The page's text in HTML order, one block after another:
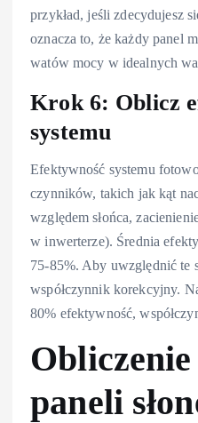
przykład, jeśli zdecydujesz
oznacza to, że każdy panel
watów mocy w idealnych
Krok 6: Oblicz
systemu
Efektywność systemu
czynników, takich jak kąt
względem słońca,
w inwerterze). Średnia
75-85%. Aby uwzględnić te
współczynnik korekcyjny.
80% efektywność,
paneli